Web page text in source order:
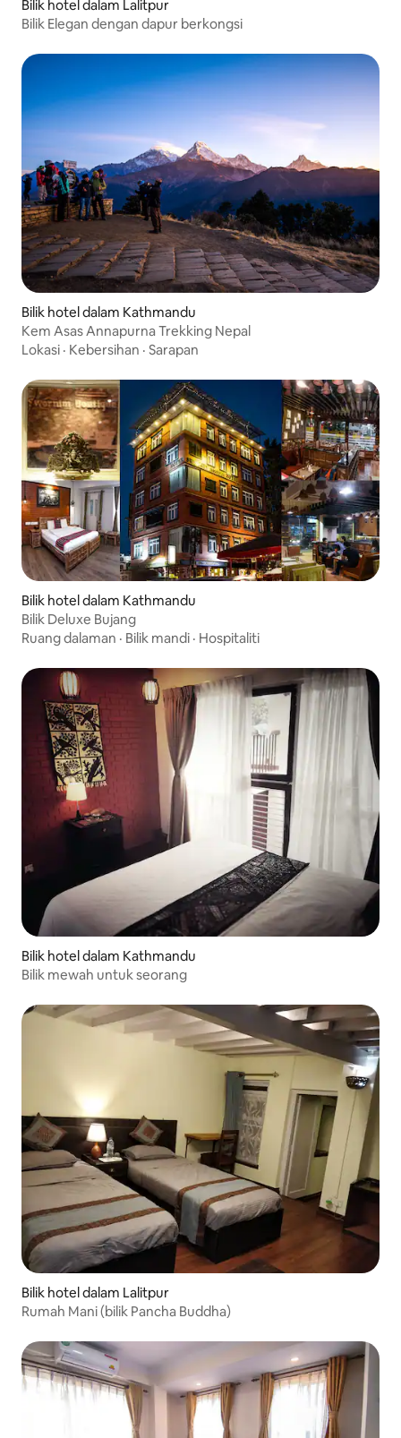
Bilik hotel dalam Lalitpur
Bilik Elegan dengan dapur berkongsi
Bilik hotel dalam Kathmandu
Kem Asas Annapurna Trekking Nepal
Lokasi · Kebersihan · Sarapan
Bilik hotel dalam Kathmandu
Bilik Deluxe Bujang
Ruang dalaman · Bilik mandi · Hospitaliti
Bilik hotel dalam Kathmandu
Bilik mewah untuk seorang
Bilik hotel dalam Lalitpur
Rumah Mani (bilik Pancha Buddha)